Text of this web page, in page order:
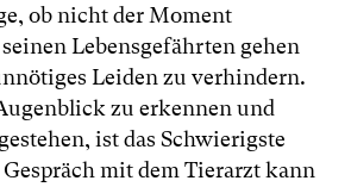
ob nicht der Moment
Lebensgefährten gehen
Leiden zu verhindern.
zu erkennen und
ist das Schwierigste
mit dem Tierarzt kann